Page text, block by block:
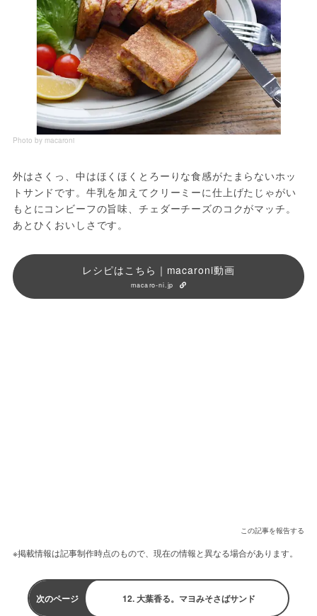
Photo by macaroni
外はさくっ、中はほくほくとろーりな食感がたまらないホッ
トサンドです。牛乳を加えてクリーミーに仕上げたじゃがい
もとにコンビーフの旨味、チェダーチーズのコクがマッチ。
あとひくおいしさです。
レシピはこちら｜macaroni動画
macaro-ni.jp
この記事を報告する
※掲載情報は記事制作時点のもので、現在の情報と異なる場合があります。
次のページ 12. 大葉香る。マヨみそさばサンド